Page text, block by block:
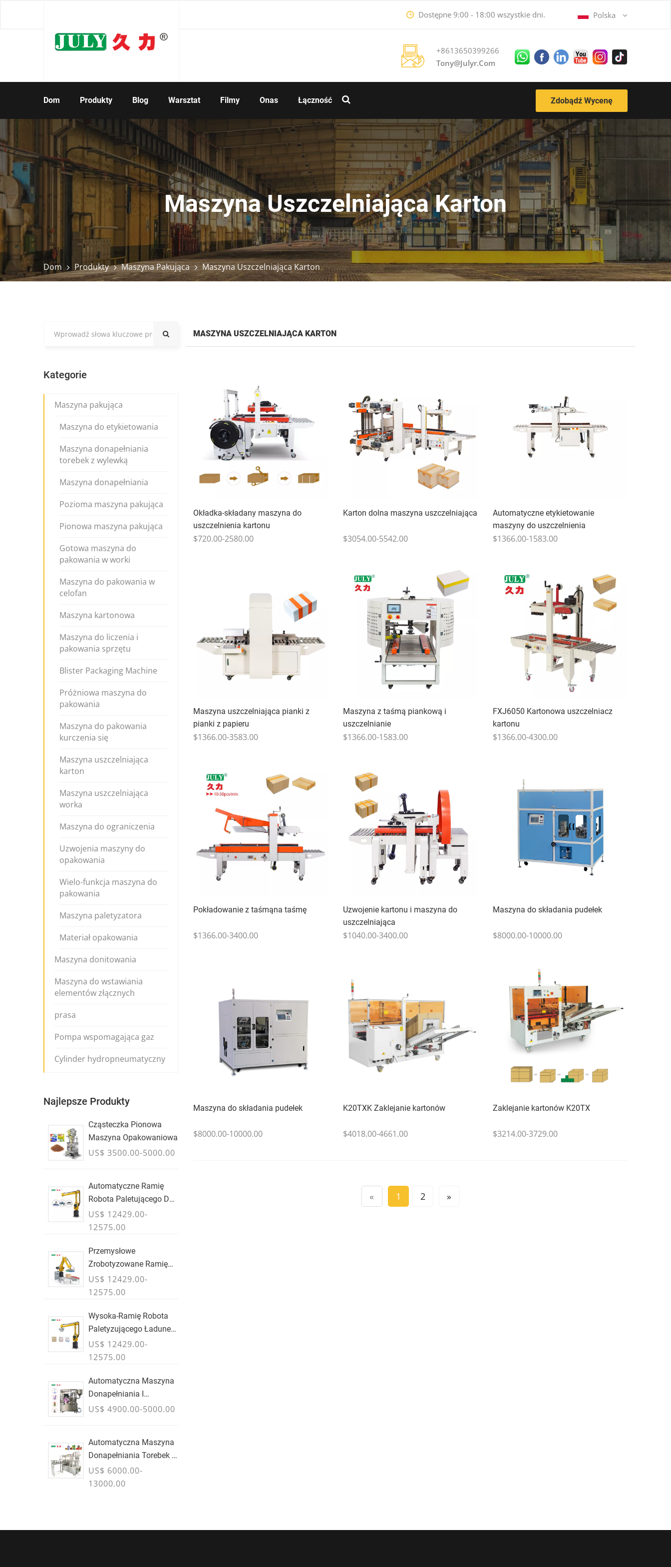
Dostępne 9:00 - 18:00 wszystkie dni. Polska
+8613650399266
Tony@julyr.com
Dom Produkty Blog Warsztat Filmy Onas Łączność Zdobądź Wycenę
Maszyna Uszczelniająca Karton
Dom Produkty Maszyna Pakująca Maszyna Uszczelniająca Karton
MASZYNA USZCZELNIAJĄCA KARTON
Okładka-składany maszyna do
uszczelnienia kartonu
$720.00-2580.00
Karton dolna maszyna uszczelniająca
$3054.00-5542.00
Automatyczne etykietowanie
maszyny do uszczelnienia
$1366.00-1583.00
Maszyna uszczelniająca pianki z
pianki z papieru
$1366.00-3583.00
Maszyna z taśmą piankową i
uszczelnianie
$1366.00-1583.00
FXJ6050 Kartonowa uszczelniacz
kartonu
$1366.00-4300.00
Pokładowanie z taśmąna taśmę
$1366.00-3400.00
Uzwojenie kartonu i maszyna do
uszczelniająca
$1040.00-3400.00
Maszyna do składania pudełek
$8000.00-10000.00
Maszyna do składania pudełek
$8000.00-10000.00
K20TXK Zaklejanie kartonów
$4018.00-4661.00
Zaklejanie kartonów K20TX
$3214.00-3729.00
« 1 2 »
Kategorie
Maszyna pakująca
Maszyna do etykietowania
Maszyna donapełniania
torebek z wylewką
Maszyna donapełniania
Pozioma maszyna pakująca
Pionowa maszyna pakująca
Gotowa maszyna do
pakowania w worki
Maszyna do pakowania w
celofan
Maszyna kartonowa
Maszyna do liczenia i
pakowania sprzętu
Blister Packaging Machine
Próżniowa maszyna do
pakowania
Maszyna do pakowania
kurczenia się
Maszyna uszczelniająca
karton
Maszyna uszczelniająca
worka
Maszyna do ograniczenia
Uzwojenia maszyny do
opakowania
Wielo-funkcja maszyna do
pakowania
Maszyna paletyzatora
Materiał opakowania
Maszyna donitowania
Maszyna do wstawiania
elementów złącznych
prasa
Pompa wspomagająca gaz
Cylinder hydropneumatyczny
Najlepsze Produkty
Cząsteczka Pionowa
Maszyna Opakowaniowa
US$ 3500.00-5000.00
Automatyczne Ramię
Robota Paletującego Do
Pudeł & Torby
US$ 12429.00-
12575.00
Przemysłowe
Zrobotyzowane Ramię
Paletyzujące Do Pudeł &
Przypadki
US$ 12429.00-
12575.00
Wysoka-Ramię Robota
Paletyzującego Ładunek
Do Kartonów I Toreb &
Kontenery Zbiorcze -
US$ 12429.00-
12575.00
Automatyczna Maszyna
Donapełniania I
Zamykania
US$ 4900.00-5000.00
Automatyczna Maszyna
Donapełniania Torebek Z
Wylewką PLC
US$ 6000.00-
13000.00